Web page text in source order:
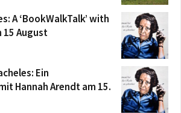
A ‘BookWalkTalk’ with
15 August
Ein
Hannah Arendt am 15.